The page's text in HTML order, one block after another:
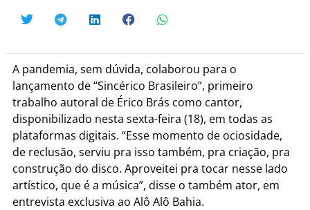
A pandemia, sem dúvida, colaborou para o
lançamento de “Sincérico Brasileiro”, primeiro
trabalho autoral de Érico Brás como cantor,
disponibilizado nesta sexta-feira (18), em todas as
plataformas digitais. “Esse momento de ociosidade,
de reclusão, serviu pra isso também, pra criação, pra
construção do disco. Aproveitei pra tocar nesse lado
artístico, que é a música”, disse o também ator, em
entrevista exclusiva ao Alô Alô Bahia.